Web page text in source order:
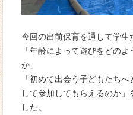
今回の出前保育を通して学生
「年齢によって遊びをどの
か」
「初めて出会う子どもたち
して参加してもらえるのか
した。